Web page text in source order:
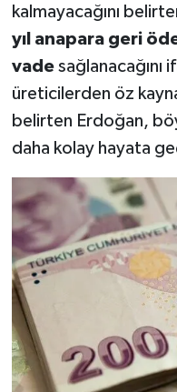
kalmayacağını
yıl anapara geri
vadesağlanacağını
üreticilerden öz
belirten Erdoğan,
daha kolay hayata